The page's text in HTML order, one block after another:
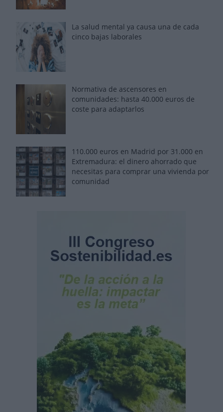
La salud mental ya causa una de cada
cinco bajas laborales
Normativa de ascensores en
comunidades: hasta 40.000 euros de
coste para adaptarlos
110.000 euros en Madrid por 31.000 en
Extremadura: el dinero ahorrado que
necesitas para comprar una vivienda por
comunidad